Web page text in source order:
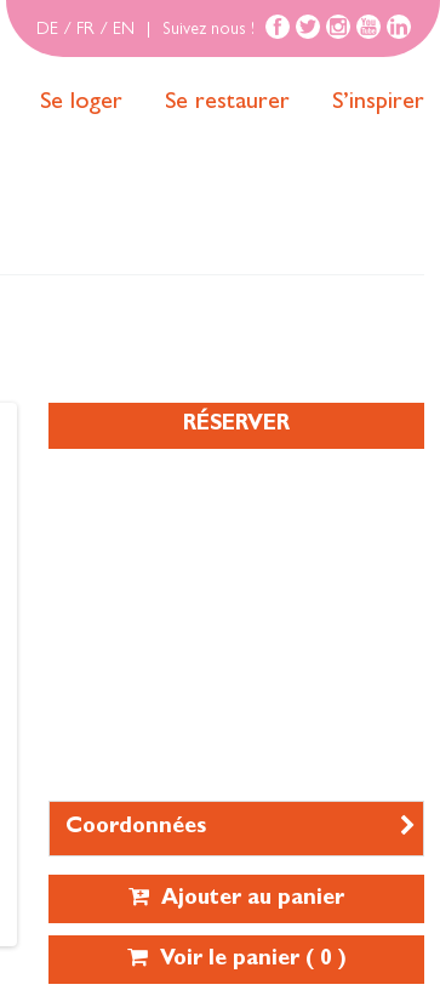
DE / FR / EN Suivez nous !
Se loger Se restaurer S’inspirer
RÉSERVER
Coordonnées
Ajouter au panier
Voir le panier ( 0 )